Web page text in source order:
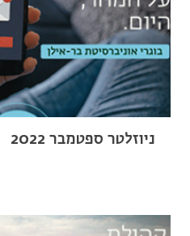
ניוזלטר ספטמבר 2022